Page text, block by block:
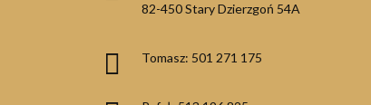
82-450 Stary Dzierzgoń 54A
Tomasz: 501 271 175